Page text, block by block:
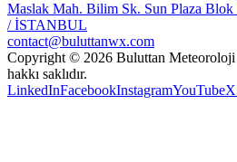
Maslak Mah. Bilim Sk. Sun Plaza Blok
/ İSTANBUL
contact@buluttanwx.com
Copyright © 2026 Buluttan
hakkı saklıdır.
LinkedInFacebookInstagramYouTubeX